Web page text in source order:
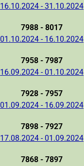
16.10.2024 - 31.10.2024
7988 - 8017
01.10.2024 - 16.10.2024
7958 - 7987
16.09.2024 - 01.10.2024
7928 - 7957
01.09.2024 - 16.09.2024
7898 - 7927
17.08.2024 - 01.09.2024
7868 - 7897